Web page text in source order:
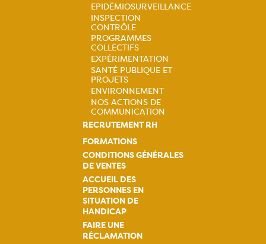
Navigation
principale
EPIDÉMIOSURVEILLANCE
INSPECTION
CONTRÔLE
PROGRAMMES
COLLECTIFS
EXPÉRIMENTATION
SANTÉ PUBLIQUE ET
PROJETS
ENVIRONNEMENT
NOS ACTIONS DE
COMMUNICATION
RECRUTEMENT RH
FORMATIONS
CONDITIONS GÉNÉRALES
DE VENTES
ACCUEIL DES
PERSONNES EN
SITUATION DE
HANDICAP
FAIRE UNE
RÉCLAMATION